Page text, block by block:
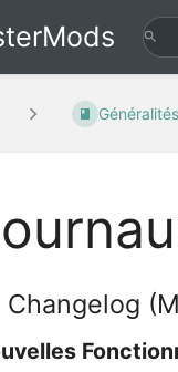
Changelog